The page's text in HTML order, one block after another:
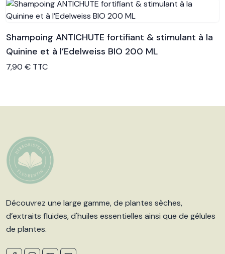
Voir le produit
Shampoing ANTICHUTE fortifiant & stimulant à la
Quinine et à l’Edelweiss BIO 200 ML
7,90 € TTC
Découvrez une large gamme, de plantes sèches,
d’extraits fluides, d'huiles essentielles ainsi que de gélules
de plantes.